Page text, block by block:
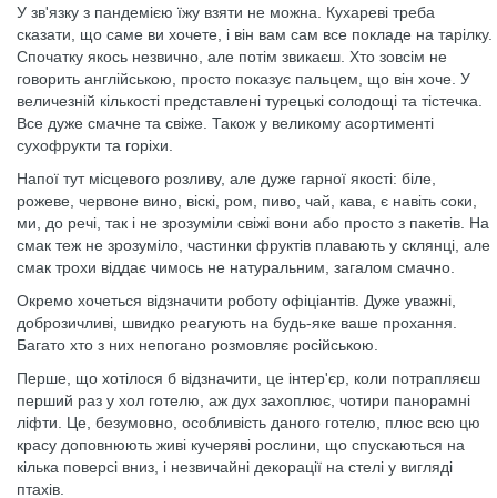
У зв'язку з пандемією їжу взяти не можна. Кухареві треба
сказати, що саме ви хочете, і він вам сам все покладе на тарілку.
Спочатку якось незвично, але потім звикаєш. Хто зовсім не
говорить англійською, просто показує пальцем, що він хоче. У
величезній кількості представлені турецькі солодощі та тістечка.
Все дуже смачне та свіже. Також у великому асортименті
сухофрукти та горіхи.
Напої тут місцевого розливу, але дуже гарної якості: біле,
рожеве, червоне вино, віскі, ром, пиво, чай, кава, є навіть соки,
ми, до речі, так і не зрозуміли свіжі вони або просто з пакетів. На
смак теж не зрозуміло, частинки фруктів плавають у склянці, але
смак трохи віддає чимось не натуральним, загалом смачно.
Окремо хочеться відзначити роботу офіціантів. Дуже уважні,
доброзичливі, швидко реагують на будь-яке ваше прохання.
Багато хто з них непогано розмовляє російською.
Перше, що хотілося б відзначити, це інтер'єр, коли потрапляєш
перший раз у хол готелю, аж дух захоплює, чотири панорамні
ліфти. Це, безумовно, особливість даного готелю, плюс всю цю
красу доповнюють живі кучеряві рослини, що спускаються на
кілька поверсі вниз, і незвичайні декорації на стелі у вигляді
птахів.